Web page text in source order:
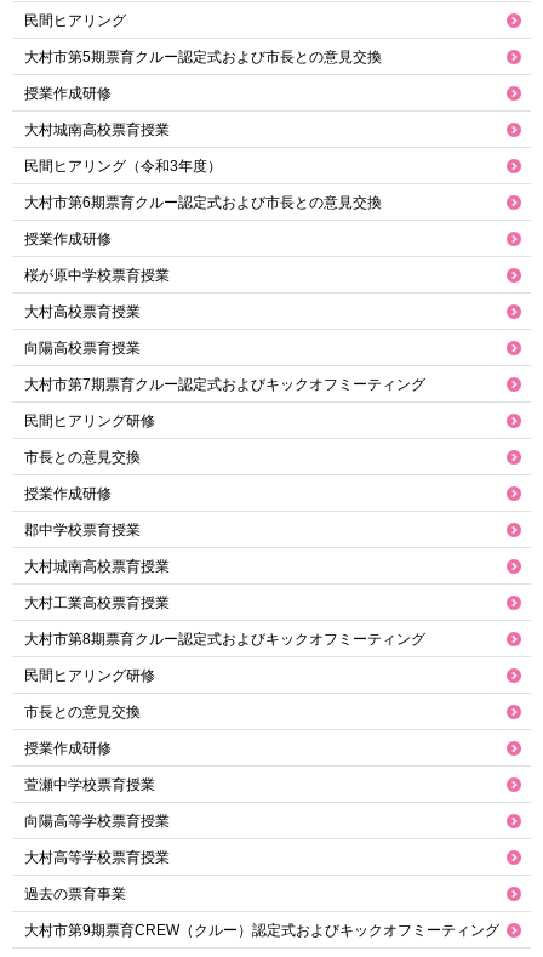
民間ヒアリング
大村市第5期票育クルー認定式および市長との意見交換
授業作成研修
大村城南高校票育授業
民間ヒアリング（令和3年度）
大村市第6期票育クルー認定式および市長との意見交換
授業作成研修
桜が原中学校票育授業
大村高校票育授業
向陽高校票育授業
大村市第7期票育クルー認定式およびキックオフミーティング
民間ヒアリング研修
市長との意見交換
授業作成研修
郡中学校票育授業
大村城南高校票育授業
大村工業高校票育授業
大村市第8期票育クルー認定式およびキックオフミーティング
民間ヒアリング研修
市長との意見交換
授業作成研修
萱瀬中学校票育授業
向陽高等学校票育授業
大村高等学校票育授業
過去の票育事業
大村市第9期票育CREW（クルー）認定式およびキックオフミーティング